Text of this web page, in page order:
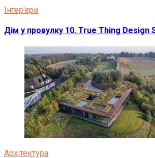
Інтер'єри
Дім у провулку 10. True Thing Design
Архітектура